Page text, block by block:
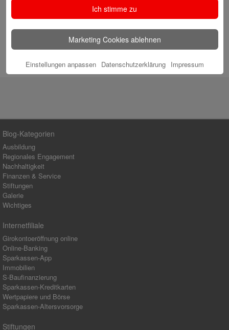
Zootag der Stadtsparkasse Augsburg begeistert rund
2.500 Besucherinnen und Besucher 22. Juli 2026
KNAXIADE in Schwaben geht in die Verlängerung
Juli 2026
Hochbeete voller frischem Gemüse 10. Juli 2026
Blog-Kategorien
Ausbildung
Regionales Engagement
Nachhaltigkeit
Finanzen & Service
Stiftungen
Galerie
Wichtiges
Internetfiliale
Girokontoeröffnung online
Online-Banking
Sparkassen-App
Immobilien
S-Baufinanzierung
Sparkassen-Kreditkarten
Wertpapiere und Börse
Sparkassen-Altersvorsorge
Stiftungen
Ich stimme zu
Marketing Cookies ablehnen
Einstellungen anpassen Datenschutzerklärung Impressum